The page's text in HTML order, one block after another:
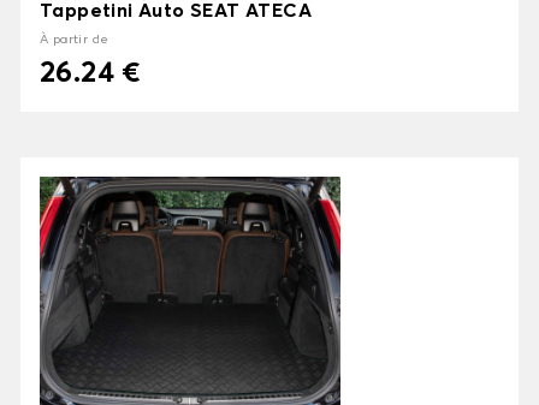
Tappetini Auto SEAT ATECA
À partir de
26.24 €